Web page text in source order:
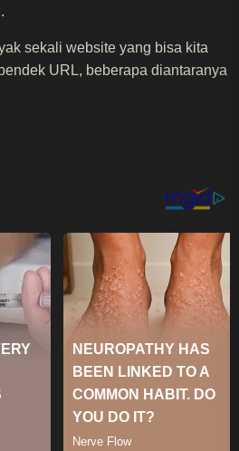
sekali website yang bisa kita
URL, beberapa diantaranya